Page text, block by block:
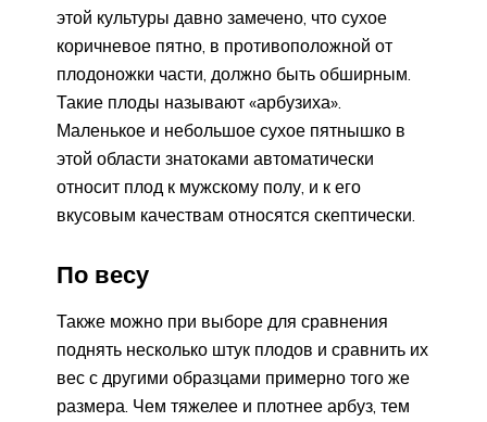
этой культуры давно замечено, что сухое
коричневое пятно, в противоположной от
плодоножки части, должно быть обширным.
Такие плоды называют «арбузиха».
Маленькое и небольшое сухое пятнышко в
этой области знатоками автоматически
относит плод к мужскому полу, и к его
вкусовым качествам относятся скептически.
По весу
Также можно при выборе для сравнения
поднять несколько штук плодов и сравнить их
вес с другими образцами примерно того же
размера. Чем тяжелее и плотнее арбуз, тем